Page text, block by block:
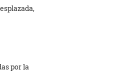
por la